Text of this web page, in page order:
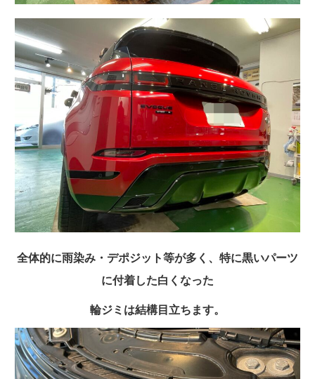
全体的に雨染み・デポジット等が多く、特に黒いパーツ
に付着した白くなった
輪ジミは結構目立ちます。